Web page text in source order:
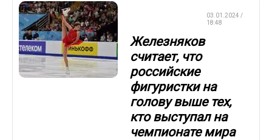
03.01.2024 /
18:48
Железняков
считает, что
российские
фигуристки на
голову выше тех,
кто выступал на
чемпионате мира